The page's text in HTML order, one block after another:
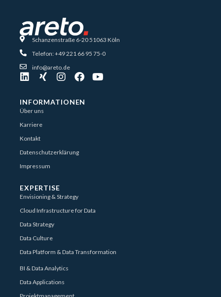
Schanzenstraße 6-20 51063 Köln
Telefon: +49 221 66 95 75-0
info@areto.de
INFORMATIONEN
Über uns
Karriere
Kontakt
Datenschutzerklärung
Impressum
EXPERTISE
Envisioning & Strategy
Cloud Infrastructure for Data
Data Strategy
Data Culture
Data Platform & Data Transformation
BI & Data Analytics
Data Applications